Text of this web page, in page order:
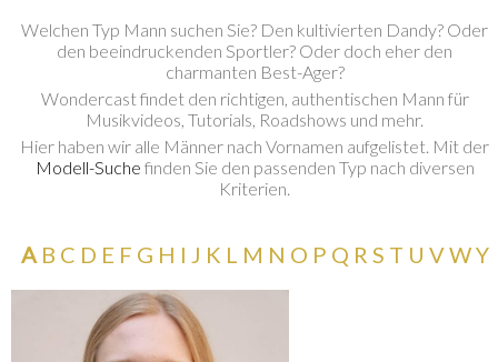
Welchen Typ Mann suchen Sie? Den kultivierten Dandy? Oder
den beeindruckenden Sportler? Oder doch eher den
charmanten Best-Ager?
Wondercast findet den richtigen, authentischen Mann für
Musikvideos, Tutorials, Roadshows und mehr.
Hier haben wir alle Männer nach Vornamen aufgelistet. Mit der
Modell-Suche finden Sie den passenden Typ nach diversen
Kriterien.
A B C D E F G H I J K L M N O P Q R S T U VWY